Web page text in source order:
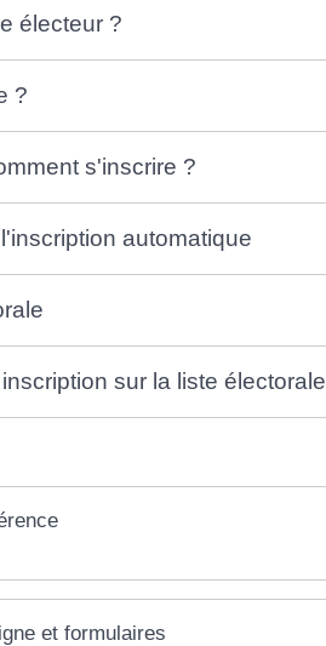
électeur ?
?
s'inscrire ?
automatique
sur la liste électorale
et formulaires